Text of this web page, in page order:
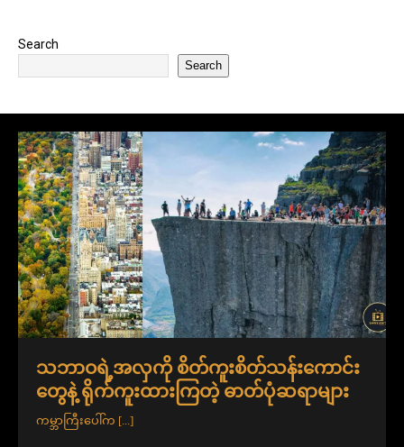
Search
Search
သဘာဝရဲ့အလှကို စိတ်ကူးစိတ်သန်းကောင်း
တွေနဲ့ ရိုက်ကူးထားကြတဲ့ ဓာတ်ပုံဆရာများ
ကမ္ဘာကြီးပေါ်က [...]